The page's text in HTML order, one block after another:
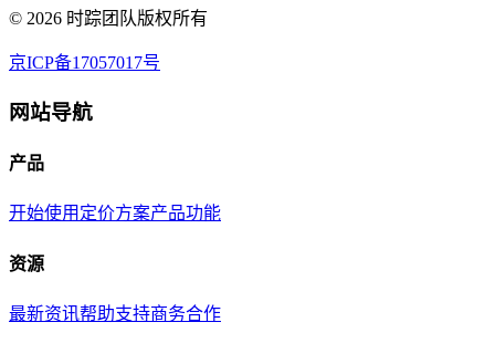
© 2026 时踪团队版权所有
京ICP备17057017号
网站导航
产品
开始使用 定价方案产品功能
资源
最新资讯帮助支持商务合作